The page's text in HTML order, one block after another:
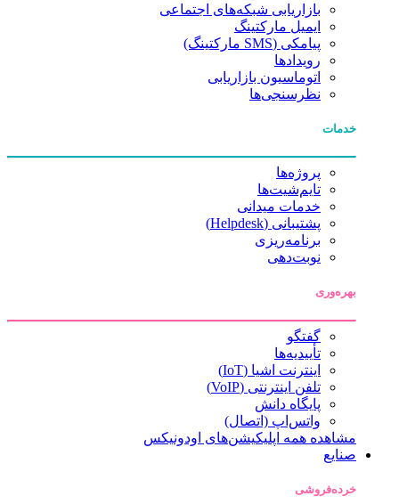
بازاریابی شبکه‌های اجتماعی
ایمیل مارکتینگ
پیامکی (SMS مارکتینگ)
رویدادها
اتوماسیون بازاریابی
نظرسنجی‌ها
خدمات
پروژه‌ها
تایم‌شیت‌ها
خدمات میدانی
پشتیبانی (Helpdesk)
برنامه‌ریزی
نوبت‌دهی
بهره‌وری
گفتگو
تأییدیه‌ها
اینترنت اشیا (IoT)
تلفن اینترنتی (VoIP)
پایگاه دانش
واتس‌اپ (اتصال)
مشاهده همه اپلیکیشن‌های اودونیکس
صنایع
خرده‌فروشی